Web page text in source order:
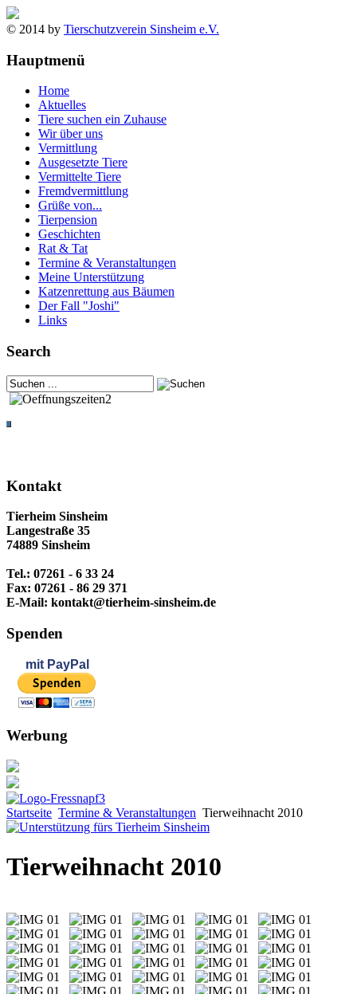
© 2014 by Tierschutzverein Sinsheim e.V.
Hauptmenü
Home
Aktuelles
Tiere suchen ein Zuhause
Wir über uns
Vermittlung
Ausgesetzte Tiere
Vermittelte Tiere
Fremdvermittlung
Grüße von...
Tierpension
Geschichten
Rat & Tat
Termine & Veranstaltungen
Meine Unterstützung
Katzenrettung aus Bäumen
Der Fall "Joshi"
Links
Search
Kontakt
Tierheim Sinsheim
Langestraße 35
74889 Sinsheim
Tel.: 07261 - 6 33 24
Fax: 07261 - 86 29 371
E-Mail: kontakt@tierheim-sinsheim.de
Spenden
mit PayPal
Werbung
Startseite Termine & Veranstaltungen Tierweihnacht 2010
Tierweihnacht 2010